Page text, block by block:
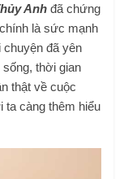
Anh đã chứng
là sức mạnh
đã yên
thời gian
thật về cuộc
ta càng thêm hiểu